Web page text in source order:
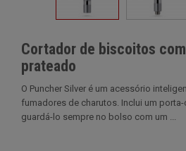
Cortador de biscoitos
prateado
O Puncher Silver é um acessório
fumadores de charutos. Inclui um
guardá-lo sempre no bolso com um ...